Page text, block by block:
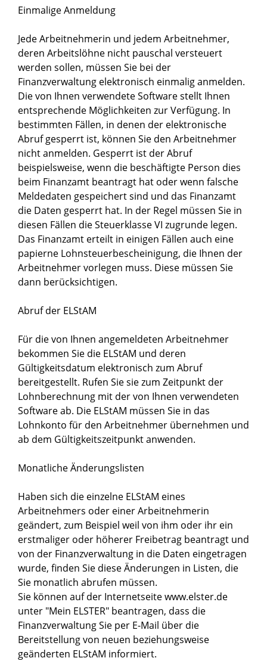
Einmalige Anmeldung
Jede Arbeitnehmerin und jedem Arbeitnehmer,
deren Arbeitslöhne nicht pauschal versteuert
werden sollen, müssen Sie bei der
Finanzverwaltung elektronisch einmalig anmelden.
Die von Ihnen verwendete Software stellt Ihnen
entsprechende Möglichkeiten zur Verfügung. In
bestimmten Fällen, in denen der elektronische
Abruf gesperrt ist, können Sie den Arbeitnehmer
nicht anmelden. Gesperrt ist der Abruf
beispielsweise, wenn die beschäftigte Person dies
beim Finanzamt beantragt hat oder wenn falsche
Meldedaten gespeichert sind und das Finanzamt
die Daten gesperrt hat. In der Regel müssen Sie in
diesen Fällen die Steuerklasse VI zugrunde legen.
Das Finanzamt erteilt in einigen Fällen auch eine
papierne Lohnsteuerbescheinigung, die Ihnen der
Arbeitnehmer vorlegen muss. Diese müssen Sie
dann berücksichtigen.
Abruf der ELStAM
Für die von Ihnen angemeldeten Arbeitnehmer
bekommen Sie die ELStAM und deren
Gültigkeitsdatum elektronisch zum Abruf
bereitgestellt. Rufen Sie sie zum Zeitpunkt der
Lohnberechnung mit der von Ihnen verwendeten
Software ab. Die ELStAM müssen Sie in das
Lohnkonto für den Arbeitnehmer übernehmen und
ab dem Gültigkeitszeitpunkt anwenden.
Monatliche Änderungslisten
Haben sich die einzelne ELStAM eines
Arbeitnehmers oder einer Arbeitnehmerin
geändert, zum Beispiel weil von ihm oder ihr ein
erstmaliger oder höherer Freibetrag beantragt und
von der Finanzverwaltung in die Daten eingetragen
wurde, finden Sie diese Änderungen in Listen, die
Sie monatlich abrufen müssen.
Sie können auf der Internetseite www.elster.de
unter "Mein ELSTER" beantragen, dass die
Finanzverwaltung Sie per E-Mail über die
Bereitstellung von neuen beziehungsweise
geänderten ELStAM informiert.